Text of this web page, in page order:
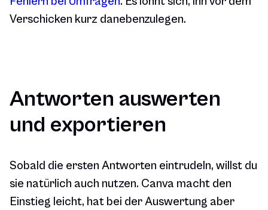
Verschicken kurz danebenzulegen.
Antworten auswerten
und exportieren
Sobald die ersten Antworten eintrudeln, willst du
sie natürlich auch nutzen. Canva macht den
Einstieg leicht, hat bei der Auswertung aber